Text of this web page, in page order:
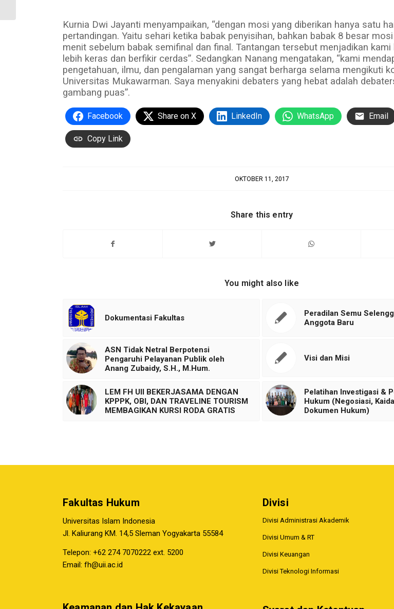
Kurnia Dwi Jayanti menyampaikan, “dengan mosi yang diberikan hanya satu
pertandingan. Yaitu sehari ketika babak penyisihan, bahkan babak 8 besar
menit sebelum babak semifinal dan final. Tantangan tersebut menjadikan kami
lebih keras dan berfikir cerdas”. Sedangkan Nanang mengatakan, “kami
pengetahuan, ilmu, dan pengalaman yang sangat berharga selama mengikuti
Universitas Mukawarman. Saya menyakini debaters yang hebat adalah
gambang puas”.
Facebook Share on X LinkedIn WhatsApp Email
Copy Link
OKTOBER 11, 2017
Share this entry
You might also like
Dokumentasi Fakultas
Peradilan Semu
Anggota Baru
ASN Tidak Netral Berpotensi
Pengaruhi Pelayanan Publik oleh
Anang Zubaidy, S.H., M.Hum.
Visi dan Misi
LEM FH UII BEKERJASAMA DENGAN
KPPPK, OBI, DAN TRAVELINE TOURISM
MEMBAGIKAN KURSI RODA GRATIS
Pelatihan Investigasi &
Hukum (Negosiasi,
Dokumen Hukum)
Fakultas Hukum
Universitas Islam Indonesia
Jl. Kaliurang KM. 14,5 Sleman Yogyakarta 55584
Telepon: +62 274 7070222 ext. 5200
Email: fh@uii.ac.id
Divisi
Divisi Administrasi Akademik
Divisi Umum & RT
Divisi Keuangan
Divisi Teknologi Informasi